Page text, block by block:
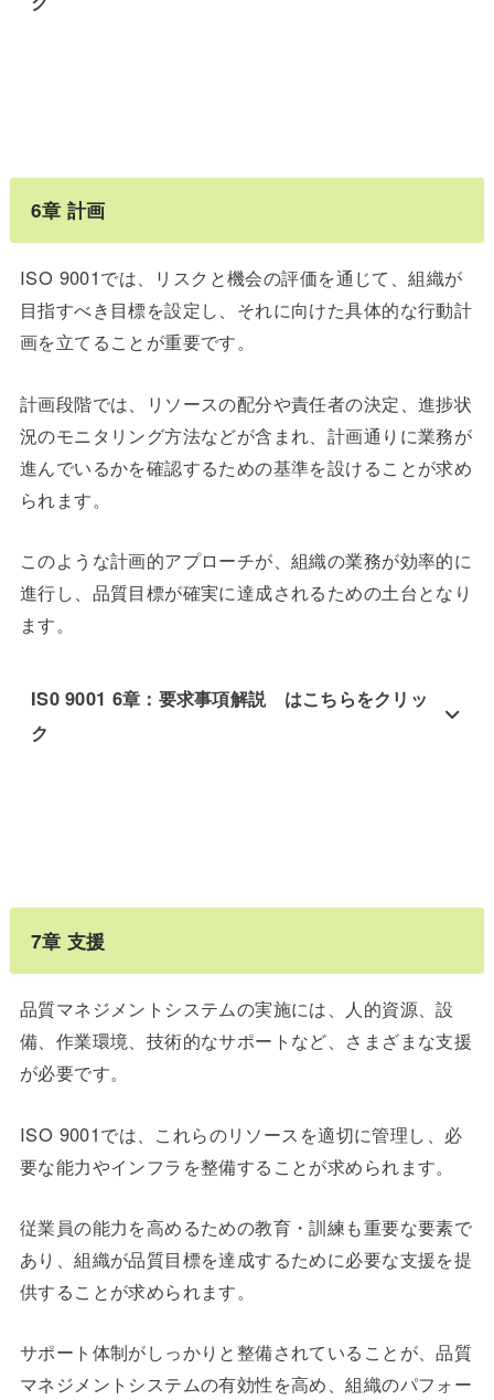
6章 計画
ISO 9001では、リスクと機会の評価を通じて、組織が
目指すべき目標を設定し、それに向けた具体的な行動計
画を立てることが重要です。
計画段階では、リソースの配分や責任者の決定、進捗状
況のモニタリング方法などが含まれ、計画通りに業務が
進んでいるかを確認するための基準を設けることが求め
られます。
このような計画的アプローチが、組織の業務が効率的に
進行し、品質目標が確実に達成されるための土台となり
ます。
IS0 9001 6章：要求事項解説 はこちらをクリッ
ク
7章 支援
品質マネジメントシステムの実施には、人的資源、設
備、作業環境、技術的なサポートなど、さまざまな支援
が必要です。
ISO 9001では、これらのリソースを適切に管理し、必
要な能力やインフラを整備することが求められます。
従業員の能力を高めるための教育・訓練も重要な要素で
あり、組織が品質目標を達成するために必要な支援を提
供することが求められます。
サポート体制がしっかりと整備されていることが、品質
マネジメントシステムの有効性を高め、組織のパフォー